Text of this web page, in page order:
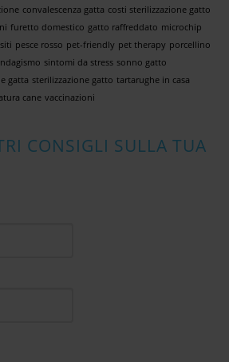
convalescenza gatta costi sterilizzazione gatto
furetto domestico gatto raffreddato microchip
pesce rosso pet-friendly pet therapy porcellino
sintomi da stress sonno gatto
gatta sterilizzazione gatto tartarughe in casa
cane vaccinazioni
CONSIGLI SULLA TUA